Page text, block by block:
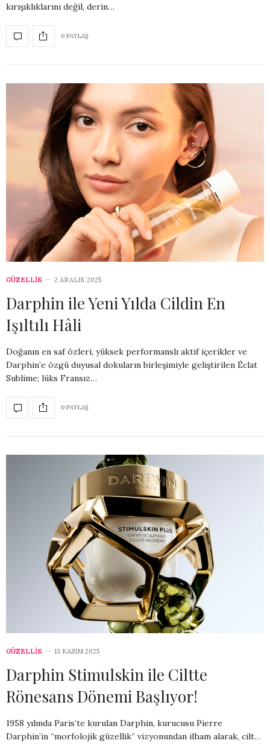
kırışıklıklarını değil, derin…
0 PAYLAŞ
GÜZELLİK 2 ARALIK 2025
Darphin ile Yeni Yılda Cildin En
Işıltılı Hâli
Doğanın en saf özleri, yüksek performanslı aktif içerikler ve
Darphin’e özgü duyusal dokuların birleşimiyle geliştirilen Éclat
Sublime; lüks Fransız…
0 PAYLAŞ
GÜZELLİK 13 KASIM 2025
Darphin Stimulskin ile Ciltte
Rönesans Dönemi Başlıyor!
1958 yılında Paris’te kurulan Darphin, kurucusu Pierre
Darphin’in “morfolojik güzellik” vizyonundan ilham alarak, cilt…